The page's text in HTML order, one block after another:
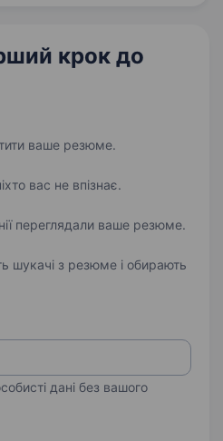
крок до
ваше резюме.
вас не впізнає.
переглядали ваше резюме.
шукачі з резюме і обирають
дані без вашого